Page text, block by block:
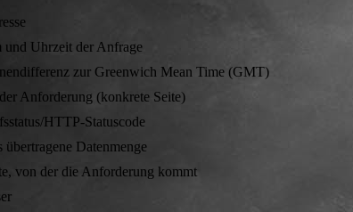
und Uhrzeit der Anfrage
zur Greenwich Mean Time (GMT)
Anforderung (konkrete Seite)
HTTP-Statuscode
übertragene Datenmenge
von der die Anforderung kommt